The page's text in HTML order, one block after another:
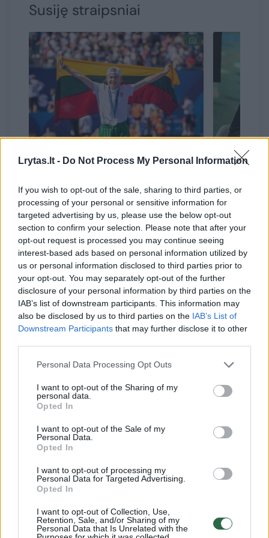
Lrytas.lt - Do Not Process My Personal Information
If you wish to opt-out of the sale, sharing to third parties, or
processing of your personal or sensitive information for
targeted advertising by us, please use the below opt-out
section to confirm your selection. Please note that after your
opt-out request is processed you may continue seeing
interest-based ads based on personal information utilized by
us or personal information disclosed to third parties prior to
your opt-out. You may separately opt-out of the further
disclosure of your personal information by third parties on the
IAB’s list of downstream participants. This information may
also be disclosed by us to third parties on the IAB’s List of
Downstream Participants that may further disclose it to other
Personal Data Processing Opt Outs
I want to opt-out of the Sharing of my
personal data.
Opted In
I want to opt-out of the Sale of my
Personal Data.
Opted In
I want to opt-out of processing my
Personal Data for Targeted Advertising.
Opted In
I want to opt-out of Collection, Use,
Retention, Sale, and/or Sharing of my
Personal Data that Is Unrelated with the
Susiję straipsniai
Olimpinė vicečempionė
pretenduoja laimėti
prestižinį apdovanojimą
LTOK
teismą,
Jaunam amžiuje gausybę premijų ir
stipendijų gavusi D.Banevič pinigais
nesitaško.
„Kol kas stengiuosi nesiblaškyti ir per daug
apie tai negalvoti. Koncentruojuosi į savo
tikslus, treniruotes ir mokslus, tad tam laiko
nelabai yra. Daugiausiai investuoju į save,
tobulėjimą ir treniruotes“, – teigė breiko
sugrįžti į olimpines žaidynes, o sportininkė